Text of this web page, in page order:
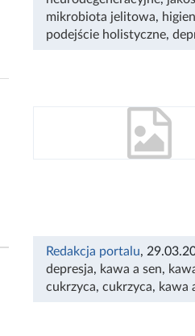
mikrobiota jelitowa,
podejście holistyczne,
Redakcja portalu,
depresja, kawa a sen,
cukrzyca, cukrzyca, kawa